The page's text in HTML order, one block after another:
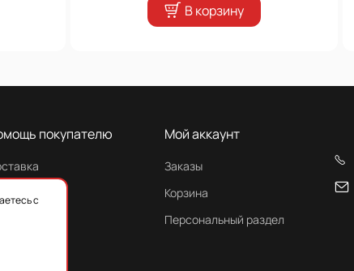
В корзину
покупателю Мой аккаунт
Заказы
Корзина
Персональный раздел
с